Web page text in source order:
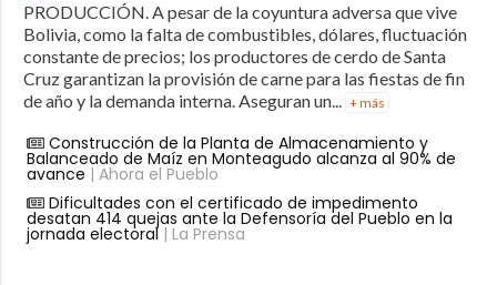
PRODUCCIÓN. A pesar de la coyuntura adversa que vive
Bolivia, como la falta de combustibles, dólares, fluctuación
constante de precios; los productores de cerdo de Santa
Cruz garantizan la provisión de carne para las fiestas de fin
de año y la demanda interna. Aseguran un... + más
Construcción de la Planta de Almacenamiento y
Balanceado de Maíz en Monteagudo alcanza al 90% de
avance | Ahora el Pueblo
Dificultades con el certificado de impedimento
desatan 414 quejas ante la Defensoría del Pueblo en la
jornada electoral| La Prensa